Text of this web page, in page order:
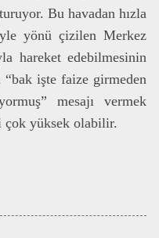
Bu havadan hızla
yönü çizilen Merkez
hareket edebilmesinin
“bak işte faize girmeden
mesajı vermek
çok yüksek olabilir.